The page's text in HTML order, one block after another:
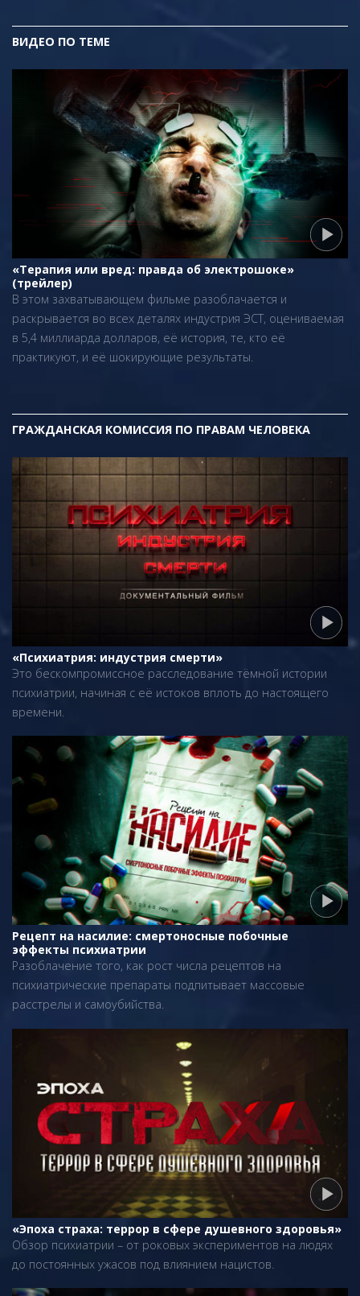
ВИДЕО ПО ТЕМЕ
«Терапия или вред: правда об электрошоке»
(трейлер)
В этом захватывающем фильме разоблачается и
раскрывается во всех деталях индустрия ЭСТ, оцениваемая
в 5,4 миллиарда долларов, её история, те, кто её
практикуют, и её шокирующие результаты.
ГРАЖДАНСКАЯ КОМИССИЯ ПО ПРАВАМ ЧЕЛОВЕКА
«Психиатрия: индустрия смерти»
Это бескомпромиссное расследование тёмной истории
психиатрии, начиная с её истоков вплоть до настоящего
времени.
Рецепт на насилие: смертоносные побочные
эффекты психиатрии
Разоблачение того, как рост числа рецептов на
психиатрические препараты подпитывает массовые
расстрелы и самоубийства.
«Эпоха страха: террор в сфере душевного здоровья»
Обзор психиатрии – от роковых экспериментов на людях
до постоянных ужасов под влиянием нацистов.